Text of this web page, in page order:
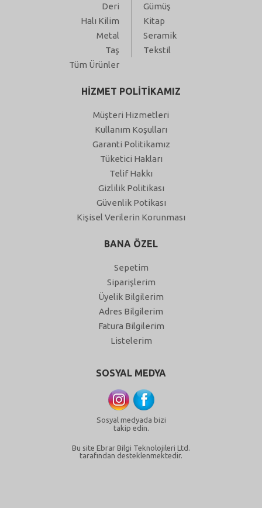
Deri
Gümüş
Halı Kilim
Kitap
Metal
Seramik
Taş
Tekstil
Tüm Ürünler
HİZMET POLİTİKAMIZ
Müşteri Hizmetleri
Kullanım Koşulları
Garanti Politikamız
Tüketici Hakları
Telif Hakkı
Gizlilik Politikası
Güvenlik Potikası
Kişisel Verilerin Korunması
BANA ÖZEL
Sepetim
Siparişlerim
Üyelik Bilgilerim
Adres Bilgilerim
Fatura Bilgilerim
Listelerim
SOSYAL MEDYA
Sosyal medyada bizi
takip edin.
Bu site Ebrar Bilgi Teknolojileri Ltd.
tarafından desteklenmektedir.